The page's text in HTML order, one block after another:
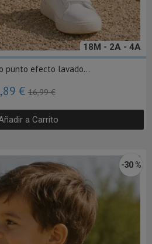
18M - 2A - 4A
punto efecto lavado...
€16,99 €
a Carrito
-30 %